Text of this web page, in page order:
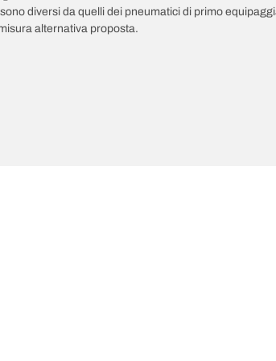
diversi da quelli dei pneumatici di primo
alternativa proposta.